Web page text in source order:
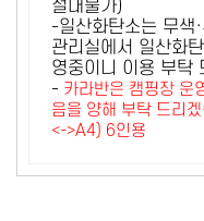
절대불가)
-일산화탄소는 무색
관리실에서 일산화
영중이니 이용 부탁
- 카라반은 캠핑장 운
음을 양해 부탁 드리
<->A4) 6인용